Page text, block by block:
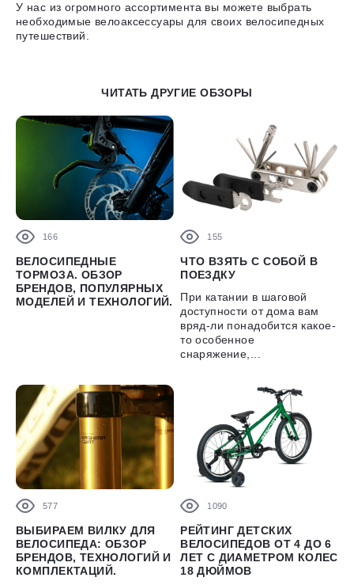
У нас из огромного ассортимента вы можете выбрать
необходимые велоаксессуары для своих велосипедных
путешествий.
ЧИТАТЬ ДРУГИЕ ОБЗОРЫ
166
ВЕЛОСИПЕДНЫЕ
ТОРМОЗА. ОБЗОР
БРЕНДОВ, ПОПУЛЯРНЫХ
МОДЕЛЕЙ И ТЕХНОЛОГИЙ.
155
ЧТО ВЗЯТЬ С СОБОЙ В
ПОЕЗДКУ
При катании в шаговой
доступности от дома вам
вряд-ли понадобится какое-
то особенное
снаряжение,...
577
ВЫБИРАЕМ ВИЛКУ ДЛЯ
ВЕЛОСИПЕДА: ОБЗОР
БРЕНДОВ, ТЕХНОЛОГИЙ И
КОМПЛЕКТАЦИЙ.
1090
РЕЙТИНГ ДЕТСКИХ
ВЕЛОСИПЕДОВ ОТ 4 ДО 6
ЛЕТ С ДИАМЕТРОМ КОЛЕС
18 ДЮЙМОВ